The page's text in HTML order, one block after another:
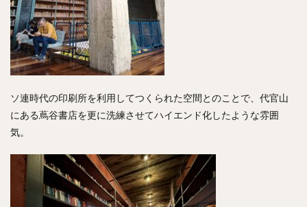
ソ連時代の印刷所を利用してつくられた空間とのことで、代官山
にある蔦谷書店を更に洗練させてハイエンド化したような雰囲
気。